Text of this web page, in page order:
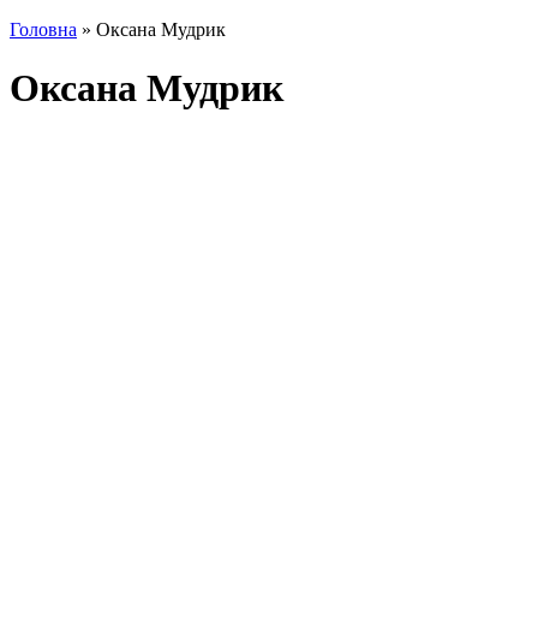
Головна » Оксана Мудрик
Оксана Мудрик